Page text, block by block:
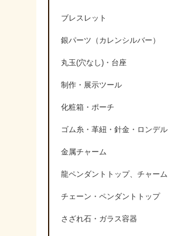
ブレスレット
銀パーツ（カレンシルバー）
丸玉(穴なし)・台座
制作・展示ツール
化粧箱・ポーチ
ゴム糸・革紐・針金・ロンデル
金属チャーム
龍ペンダントトップ、チャーム
チェーン・ペンダントトップ
さざれ石・ガラス容器